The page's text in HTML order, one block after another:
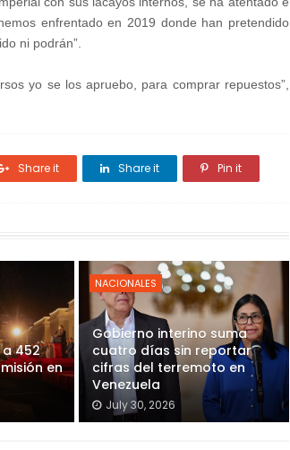
enfrentado en 2019 donde han pretendido
ni podrán”.
yo se los apruebo, para comprar repuestos”,
Share it Share it Pin it
452
en
NACIONALES
Gobierno interino suma
cuatro días sin reportar
cifras del terremoto en
Venezuela
July 30, 2026